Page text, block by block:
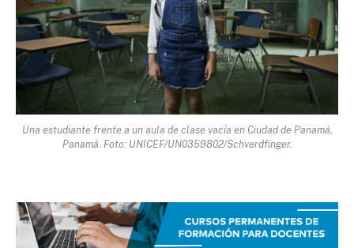
Una estudiante frente a un aula de clase vacía en Ciudad de Panamá,
Panamá. Foto: UNICEF/UN0359802/Schverdfinger.